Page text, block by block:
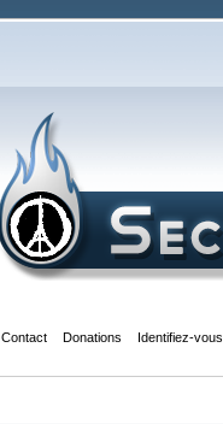
Contact Donations Identifiez-vous